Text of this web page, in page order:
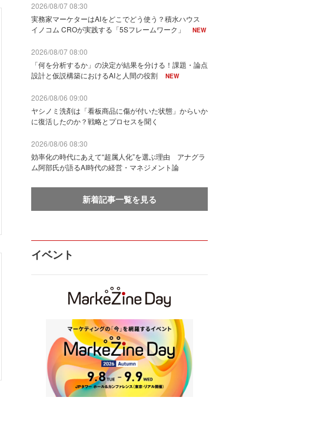
2026/08/07 08:30
実務家マーケターはAIをどこでどう使う？積水ハウス
イノコム CROが実践する「5Sフレームワーク」
NEW
2026/08/07 08:00
「何を分析するか」の決定が結果を分ける！課題・論点
設計と仮説構築におけるAIと人間の役割
NEW
2026/08/06 09:00
ヤシノミ洗剤は「看板商品に傷が付いた状態」からいか
に復活したのか？戦略とプロセスを聞く
2026/08/06 08:30
効率化の時代にあえて“超属人化”を選ぶ理由 アナグラ
ム阿部氏が語るAI時代の経営・マネジメント論
新着記事一覧を見る
イベント